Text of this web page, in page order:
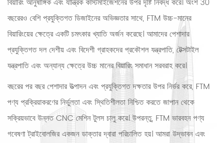
বছরেরও বেশি প্রযুক্তিগত ডিজাইনের অভিজ্ঞতার সাথে, FTM উচ্চ-মানের
বিয়ারিংয়ের ক্ষেত্রে একটি চমৎকার খ্যাতি অর্জন করেছে। আমাদের পেশাদার
প্রযুক্তিগত দল দেশীয় এবং বিদেশী গ্রাহকদের প্রকৌশল যন্ত্রপাতি, টেক্সটাইল
যন্ত্রপাতি এবং অন্যান্য ক্ষেত্রে উচ্চ মানের বিয়ারিং সমাধান সরবরাহ করে।
বছরের পর বছর পেশাদার উত্পাদন এবং প্রযুক্তিগত দক্ষতার উপর নির্ভর করে, FTM
পণ্য প্রক্রিয়াকরণের নির্ভুলতা এবং স্থিতিশীলতা নিশ্চিত করতে জাপান থেকে
সক্রিয়ভাবে উন্নত CNC মেশিন টুলস চালু করে। উপরন্তু, FTM ভারবহন পণ্য
গবেষণা ট্রাইবোলজির একজন ডাক্তার দ্বারা পরিচালিত হয়। আমরা উদ্ভাবন এবং